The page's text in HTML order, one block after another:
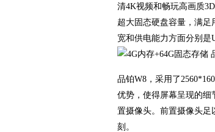
清4K视频和畅玩高画质
超大固态硬盘容量，满足
宽和供电能力方面分别是
品铂W8，采用了
优势，使得屏幕呈现的细
置摄像头。前置摄像头足
刻。